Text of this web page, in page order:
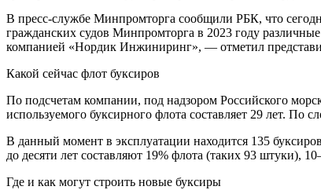
В пресс-службе Минпромторга сообщили РБК, что
гражданских судов Минпромторга в 2023 году
компанией «Нордик Инжиниринг», — отметил
Какой сейчас флот буксиров
По подсчетам компании, под надзором Российского
используемого буксирного флота составляет 29 лет.
В данный момент в эксплуатации находится 135
до десяти лет составляют 19% флота (таких 93 штуки),
Где и как могут строить новые буксиры